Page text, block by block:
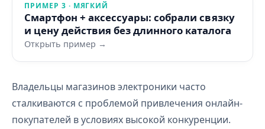
ПРИМЕР 3 · МЯГКИЙ
Смартфон + аксессуары: собрали связку
и цену действия без длинного каталога
Открыть пример →
Владельцы магазинов электроники часто
сталкиваются с проблемой привлечения онлайн-
покупателей в условиях высокой конкуренции.